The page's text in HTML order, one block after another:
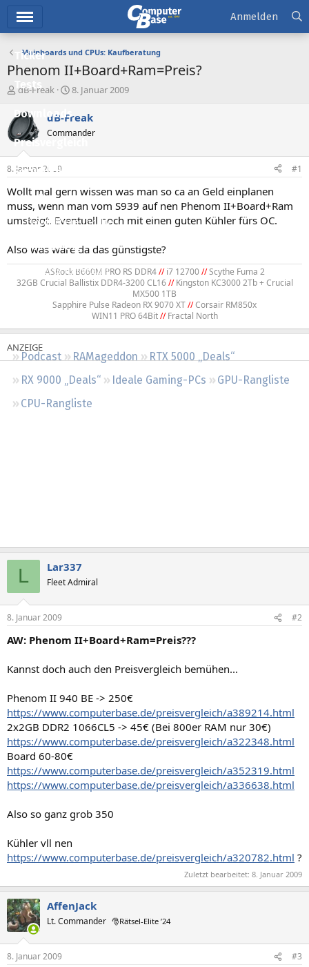
Ticker
Tests
Downloads
Preisvergleich
Forum
Aktuelles
Empfohlene Inhalte
Neue Beiträge
Neueste Aktivitäten
Podcast RAMageddon
RTX 5000 „Deals“
RX 9000 „Deals“
Ideale Gaming-PCs
GPU-Rangliste
CPU-Rangliste
Anmelden
Mainboards und CPUs: Kaufberatung
Phenom II+Board+Ram=Preis?
E
s
t
e
e
r
dB-Freak
E
s
e
t
a
8. Januar 2009
dB-Freak
Commander
8. Januar 2009 #1
Wollt mal gern wissen was man so ca an Geld einplanen
muss, wenn man vom S939 auf nen Phenom II+Board+Ram
umsteigt. Eventuell noch mit einen guten Kühler fürs OC.
Also was wäre da das günstigste?
ASRock B660M PRO RS DDR4//i7 12700//Scythe Fuma 2
32GB Crucial Ballistix DDR4-3200 CL16//Kingston KC3000 2Tb + Crucial
MX500 1TB
Sapphire Pulse Radeon RX 9070 XT//Corsair RM850x
WIN11 PRO 64Bit//Fractal North​
L Lar337
Fleet Admiral
8. Januar 2009 #2
AW: Phenom II+Board+Ram=Preis???
Kannst doch auch den Preisvergleich bemühen...
Phenom II 940 BE -> 250€
https://www.computerbase.de/preisvergleich/a389214.html
2x2GB DDR2 1066CL5 -> 45€ (Bei 800er RAM nur 30€)
https://www.computerbase.de/preisvergleich/a322348.html
Board 60-80€
https://www.computerbase.de/preisvergleich/a352319.html
https://www.computerbase.de/preisvergleich/a336638.html
Also so ganz grob 350
Kühler vll nen
https://www.computerbase.de/preisvergleich/a320782.html ?
Zuletzt bearbeitet: 8. Januar 2009
AffenJack
Lt. Commander 🎅Rätsel-Elite ’24
8. Januar 2009 #3